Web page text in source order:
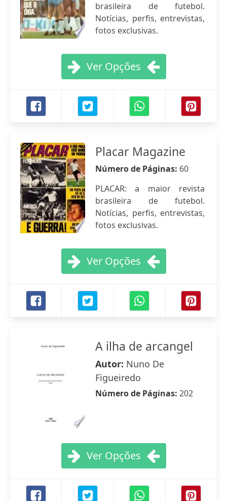
brasileira de futebol.
Notícias, perfis, entrevistas,
fotos exclusivas.
Ver Opções
Placar Magazine
Número de Páginas: 60
PLACAR: a maior revista
brasileira de futebol.
Notícias, perfis, entrevistas,
fotos exclusivas.
Ver Opções
A ilha de arcangel
Autor: Nuno De
Figueiredo
Número de Páginas: 202
Ver Opções